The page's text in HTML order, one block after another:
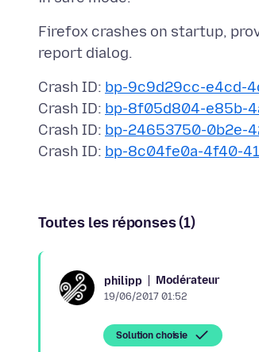
Firefox crashes on startup,
Crash ID: bp-9c9d29cc-e4cd-
Crash ID: bp-8f05d804-e85b-
Crash ID: bp-24653750-0b2e-
Crash ID: bp-8c04fe0a-4f40-
Toutes les réponses (1)
philipp Modérateur
19/06/2017 01:52
Solution choisie